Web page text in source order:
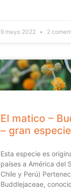
9 mayo 2022 2
El matico –
– gran
Esta especie es
países a América del
Chile y Perú)
Buddlejaceae,